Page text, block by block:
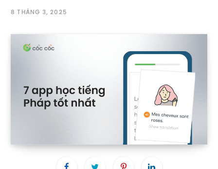
8 THÁNG 3, 2025